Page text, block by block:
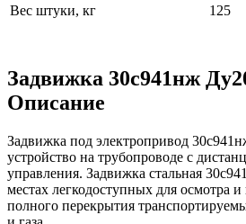
Вес штуки, кг
125
Задвижка 30с941нж
Описание
Задвижка под электропривод
устройство на трубопроводе с
управления. Задвижка стальная
местах легкодоступных для осмотра и
полного перекрытия